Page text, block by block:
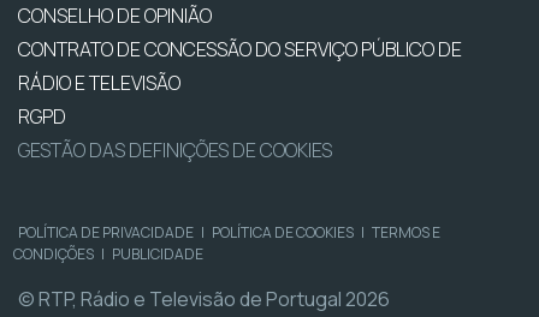
CONSELHO DE OPINIÃO
CONTRATO DE CONCESSÃO DO SERVIÇO PÚBLICO DE
RÁDIO E TELEVISÃO
RGPD
GESTÃO DAS DEFINIÇÕES DE COOKIES
POLÍTICA DE PRIVACIDADE | POLÍTICA DE COOKIES | TERMOS E
CONDIÇÕES | PUBLICIDADE
© RTP, Rádio e Televisão de Portugal 2026